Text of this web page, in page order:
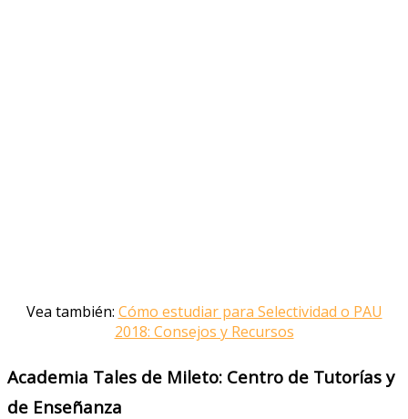
Vea también: Cómo estudiar para Selectividad o PAU
2018: Consejos y Recursos
Academia Tales de Mileto: Centro de Tutorías y
de Enseñanza